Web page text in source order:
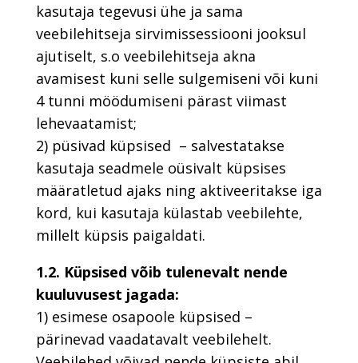
kasutaja tegevusi ühe ja sama
veebilehitseja sirvimissessiooni jooksul
ajutiselt, s.o veebilehitseja akna
avamisest kuni selle sulgemiseni või kuni
4 tunni möödumiseni pärast viimast
lehevaatamist;
2) püsivad küpsised – salvestatakse
kasutaja seadmele oüsivalt küpsises
määratletud ajaks ning aktiveeritakse iga
kord, kui kasutaja külastab veebilehte,
millelt küpsis paigaldati.
1.2. Küpsised võib tulenevalt nende
kuuluvusest jagada:
1) esimese osapoole küpsised –
pärinevad vaadatavalt veebilehelt.